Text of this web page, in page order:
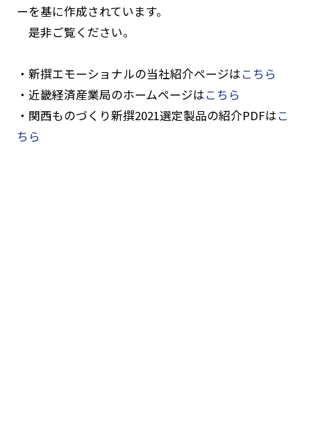
ーを基に作成されています。
是非ご覧ください。
・新撰エモーショナルの当社紹介ページはこちら
・近畿経済産業局のホームページはこちら
・関西ものづくり新撰2021選定製品の紹介PDFはこ
ちら